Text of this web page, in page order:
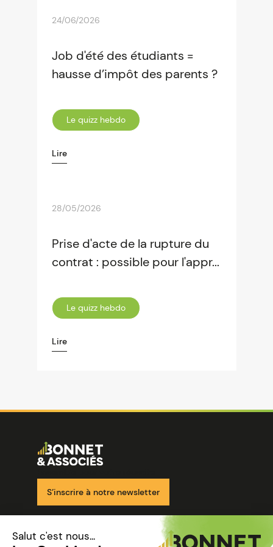
24/06/2026
Job d'été des étudiants =
hausse d’impôt des parents ?
Le quizz hebdo
Lire
28/05/2026
Prise d'acte de la rupture du
contrat : possible pour l'appr...
Le quizz hebdo
Lire
Image
S’inscrire à notre newsletter
Nos solutions